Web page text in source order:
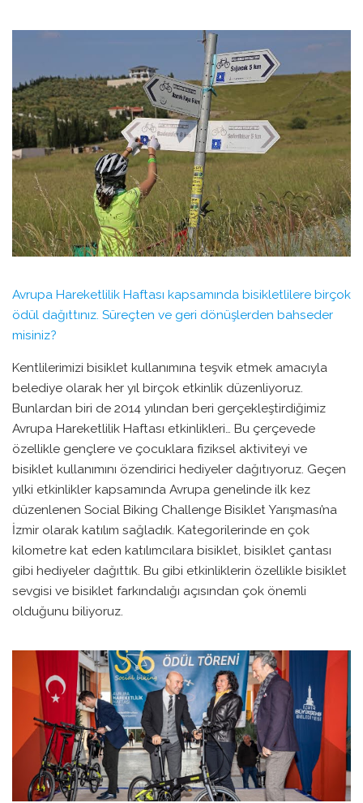
Avrupa Hareketlilik Haftası kapsamında bisikletlilere birçok
ödül dağıttınız. Süreçten ve geri dönüşlerden bahseder
misiniz?
Kentlilerimizi bisiklet kullanımına teşvik etmek amacıyla
belediye olarak her yıl birçok etkinlik düzenliyoruz.
Bunlardan biri de 2014 yılından beri gerçekleştirdiğimiz
Avrupa Hareketlilik Haftası etkinlikleri… Bu çerçevede
özellikle gençlere ve çocuklara fiziksel aktiviteyi ve
bisiklet kullanımını özendirici hediyeler dağıtıyoruz. Geçen
yılki etkinlikler kapsamında Avrupa genelinde ilk kez
düzenlenen Social Biking Challenge Bisiklet Yarışması’na
İzmir olarak katılım sağladık. Kategorilerinde en çok
kilometre kat eden katılımcılara bisiklet, bisiklet çantası
gibi hediyeler dağıttık. Bu gibi etkinliklerin özellikle bisiklet
sevgisi ve bisiklet farkındalığı açısından çok önemli
olduğunu biliyoruz.